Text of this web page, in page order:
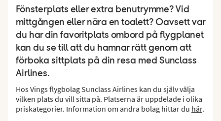
Fönsterplats eller extra benutrymme? Vid
mittgången eller nära en toalett? Oavsett var
du har din favoritplats ombord på flygplanet
kan du se till att du hamnar rätt genom att
förboka sittplats på din resa med Sunclass
Airlines.
Hos Vings flygbolag Sunclass Airlines kan du själv välja
vilken plats du vill sitta på. Platserna är uppdelade i olika
priskategorier. Information om andra bolag hittar du här.